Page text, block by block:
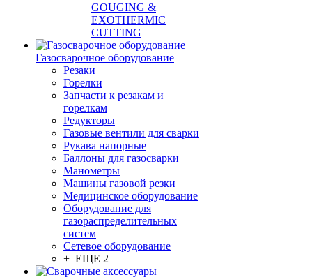
GOUGING &
EXOTHERMIC
CUTTING
Газосварочное оборудование
Резаки
Горелки
Запчасти к резакам и
горелкам
Редукторы
Газовые вентили для сварки
Рукава напорные
Баллоны для газосварки
Манометры
Машины газовой резки
Медицинское оборудование
Оборудование для
газораспределительных
систем
Сетевое оборудование
+ ЕЩЕ 2